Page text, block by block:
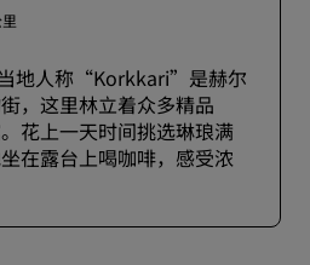
地人称“Korkkari”是赫尔
，这里林立着众多精品
花上一天时间挑选琳琅满
在露台上喝咖啡，感受浓